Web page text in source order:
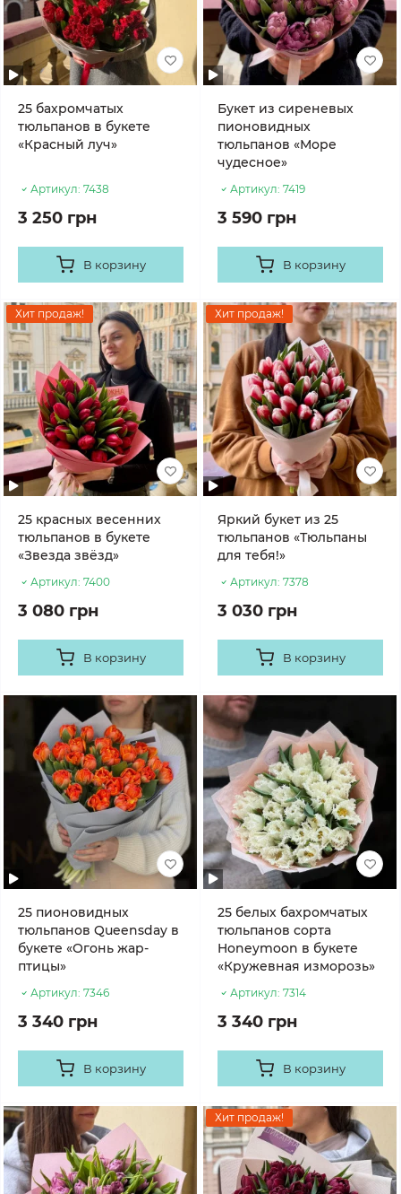
25 бахромчатых
тюльпанов в букете
«Красный луч»
Артикул: 7438
3 250 грн
В корзину
Букет из сиреневых
пионовидных
тюльпанов «Море
чудесное»
Артикул: 7419
3 590 грн
В корзину
Хит продаж!
25 красных весенних
тюльпанов в букете
«Звезда звёзд»
Артикул: 7400
3 080 грн
В корзину
Хит продаж!
Яркий букет из 25
тюльпанов «Тюльпаны
для тебя!»
Артикул: 7378
3 030 грн
В корзину
25 пионовидных
тюльпанов Queensday в
букете «Огонь жар-
птицы»
Артикул: 7346
3 340 грн
В корзину
25 белых бахромчатых
тюльпанов сорта
Honeymoon в букете
«Кружевная изморозь»
Артикул: 7314
3 340 грн
В корзину
Хит продаж!